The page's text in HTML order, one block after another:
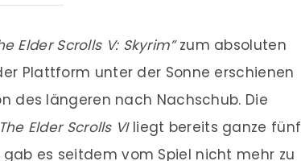
Elder Scrolls V: Skyrim”zum absoluten
Plattform unter der Sonne erschienen
des längeren nach Nachschub. Die
The Elder Scrolls VIliegt bereits ganze fünf
gab es seitdem vom Spiel nicht mehr zu